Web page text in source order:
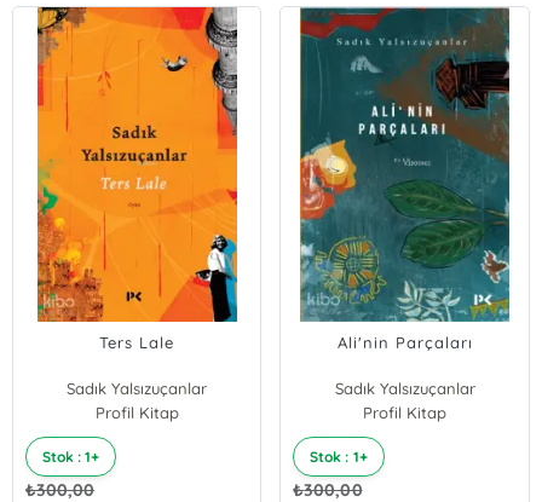
Ters Lale
Sadık Yalsızuçanlar
Profil Kitap
Stok : 1+
₺300,00
Ali'nin Parçaları
Sadık Yalsızuçanlar
Profil Kitap
Stok : 1+
₺300,00